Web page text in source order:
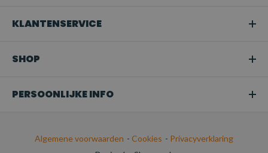
KLANTENSERVICE
SHOP
PERSOONLIJKE INFO
Algemene voorwaarden - Cookies - Privacyverklaring